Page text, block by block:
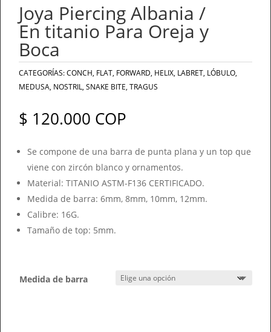
Joya Piercing Albania /
En titanio Para Oreja y
Boca
CATEGORÍAS:CONCH, FLAT, FORWARD, HELIX, LABRET, LÓBULO,
MEDUSA, NOSTRIL, SNAKE BITE, TRAGUS
$ 120.000 COP
Se compone de una barra de punta plana y un top que
viene con zircón blanco y ornamentos.
Material: TITANIO ASTM-F136 CERTIFICADO.
Medida de barra: 6mm, 8mm, 10mm, 12mm.
Calibre: 16G.
Tamaño de top: 5mm.
Medida de barra